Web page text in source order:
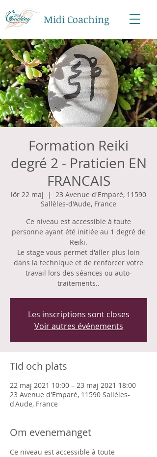
Midi Coaching
Formation Reiki
degré 2 - Praticien EN
FRANCAIS
lör 22 maj
  |
23 Avenue d'Emparé, 11590
Sallèles-d'Aude, France
Ce niveau est accessible à toute
personne ayant été initiée au 1 degré de
Reiki.
Le stage vous permet d'aller plus loin
dans la technique et de renforcer votre
travail lors des séances ou auto-
traitements..
Les inscriptions sont closes
Voir autres événements
Tid och plats
22 maj 2021 10:00 – 23 maj 2021 18:00
23 Avenue d'Emparé, 11590 Sallèles-
d'Aude, France
Om evenemanget
Ce niveau est accessible à toute